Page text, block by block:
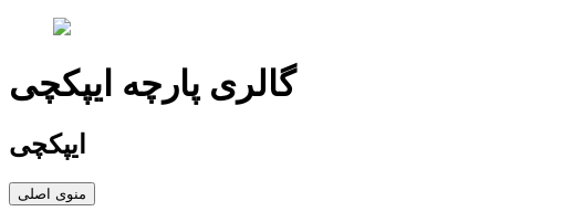
گالری پارچه ایپکچی
ایپکچی
منوی اصلی